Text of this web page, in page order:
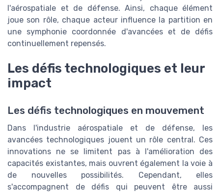
l'aérospatiale et de défense. Ainsi, chaque élément
joue son rôle, chaque acteur influence la partition en
une symphonie coordonnée d'avancées et de défis
continuellement repensés.
Les défis technologiques et leur
impact
Les défis technologiques en mouvement
Dans l'industrie aérospatiale et de défense, les
avancées technologiques jouent un rôle central. Ces
innovations ne se limitent pas à l'amélioration des
capacités existantes, mais ouvrent également la voie à
de nouvelles possibilités. Cependant, elles
s'accompagnent de défis qui peuvent être aussi